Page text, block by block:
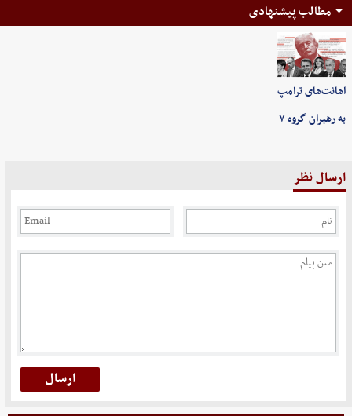
مطالب پیشنهادی
اهانت‌های ترامپ
به رهبران گروه ۷
ارسال نظر